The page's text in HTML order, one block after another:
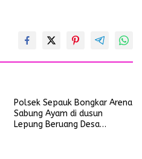
Polsek Sepauk Bongkar Arena
Sabung Ayam di dusun
Lepung Beruang Desa